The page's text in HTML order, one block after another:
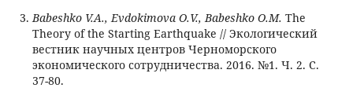
Babeshko V.A., Evdokimova O.V., Babeshko O.M. The
Theory of the Starting Earthquake // Экологический
вестник научных центров Черноморского
экономического сотрудничества. 2016. №1. Ч. 2. С.
37-80.